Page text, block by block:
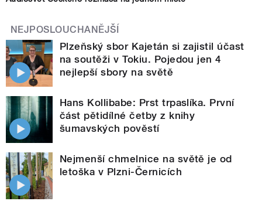
NEJPOSLOUCHANĚJŠÍ
Plzeňský sbor Kajetán si zajistil účast
na soutěži v Tokiu. Pojedou jen 4
nejlepší sbory na světě
Hans Kollibabe: Prst trpaslíka. První
část pětidílné četby z knihy
šumavských pověstí
Nejmenší chmelnice na světě je od
letoška v Plzni-Černicích